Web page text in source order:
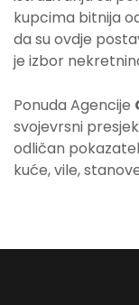
kupcima bitnija
da su ovdje
je izbor
Ponuda Agencije
svojevrsni
odličan
kuće, vile,